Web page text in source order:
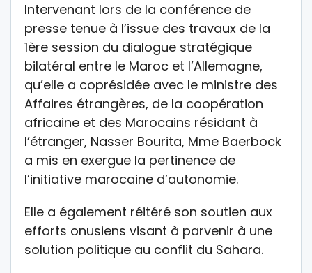
Intervenant lors de la conférence de
presse tenue à l’issue des travaux de la
1ère session du dialogue stratégique
bilatéral entre le Maroc et l’Allemagne,
qu’elle a coprésidée avec le ministre des
Affaires étrangères, de la coopération
africaine et des Marocains résidant à
l’étranger, Nasser Bourita, Mme Baerbock
a mis en exergue la pertinence de
l’initiative marocaine d’autonomie.
Elle a également réitéré son soutien aux
efforts onusiens visant à parvenir à une
solution politique au conflit du Sahara.